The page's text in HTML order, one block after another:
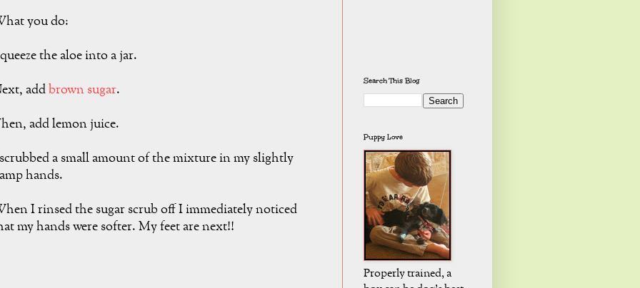
you do:
the aloe into a jar.
addbrown sugar.
add lemon juice.
a small amount of the mixture in my slightly
hands.
I rinsed the sugar scrub off I immediately noticed
my hands were softer. My feet are next!!
Search This Blog
Puppy Love
Properly trained, a